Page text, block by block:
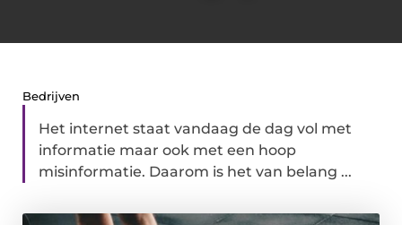
Bedrijven
Het internet staat vandaag de dag vol met
informatie maar ook met een hoop
misinformatie. Daarom is het van belang ...